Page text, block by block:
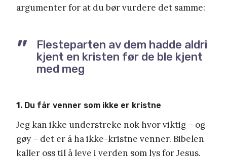
argumenter for at du bør vurdere det samme:
Flesteparten av dem hadde aldri
kjent en kristen før de ble kjent
med meg
1. Du får venner som ikke er kristne
Jeg kan ikke understreke nok hvor viktig – og
gøy – det er å ha ikke-kristne venner. Bibelen
kaller oss til å leve i verden som lys for Jesus.